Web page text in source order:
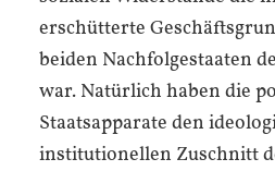
erschütterte
beiden Nachfolgestaaten
war. Natürlich haben die
Staatsapparate den
institutionellen Zuschnitt